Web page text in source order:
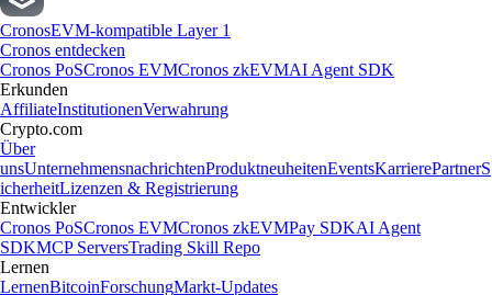
CronosEVM-kompatible Layer 1
Cronos entdecken
Cronos PoSCronos EVMCronos zkEVMAI Agent SDK
Erkunden
AffiliateInstitutionenVerwahrung
Crypto.com
Über
unsUnternehmensnachrichtenProduktneuheitenEventsKarrierePartnerS
icherheitLizenzen & Registrierung
Entwickler
Cronos PoSCronos EVMCronos zkEVMPay SDKAI Agent
SDKMCP ServersTrading Skill Repo
Lernen
LernenBitcoinForschungMarkt-Updates